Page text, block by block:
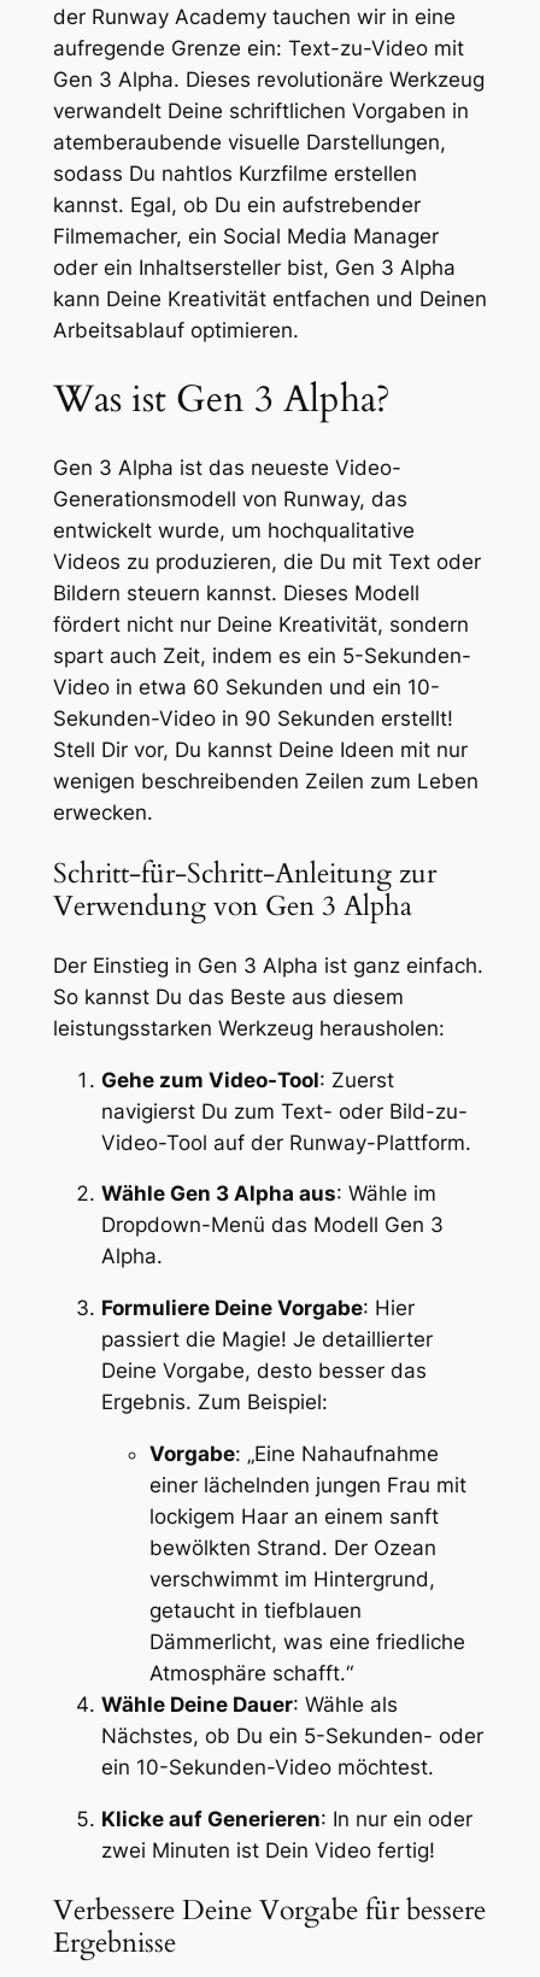
der Runway Academy tauchen wir in eine
aufregende Grenze ein: Text-zu-Video mit
Gen 3 Alpha. Dieses revolutionäre Werkzeug
verwandelt Deine schriftlichen Vorgaben in
atemberaubende visuelle Darstellungen,
sodass Du nahtlos Kurzfilme erstellen
kannst. Egal, ob Du ein aufstrebender
Filmemacher, ein Social Media Manager
oder ein Inhaltsersteller bist, Gen 3 Alpha
kann Deine Kreativität entfachen und Deinen
Arbeitsablauf optimieren.
Was ist Gen 3 Alpha?
Gen 3 Alpha ist das neueste Video-
Generationsmodell von Runway, das
entwickelt wurde, um hochqualitative
Videos zu produzieren, die Du mit Text oder
Bildern steuern kannst. Dieses Modell
fördert nicht nur Deine Kreativität, sondern
spart auch Zeit, indem es ein 5-Sekunden-
Video in etwa 60 Sekunden und ein 10-
Sekunden-Video in 90 Sekunden erstellt!
Stell Dir vor, Du kannst Deine Ideen mit nur
wenigen beschreibenden Zeilen zum Leben
erwecken.
Schritt-für-Schritt-Anleitung zur
Verwendung von Gen 3 Alpha
Der Einstieg in Gen 3 Alpha ist ganz einfach.
So kannst Du das Beste aus diesem
leistungsstarken Werkzeug herausholen:
Gehe zum Video-Tool: Zuerst
navigierst Du zum Text- oder Bild-zu-
Video-Tool auf der Runway-Plattform.
Wähle Gen 3 Alpha aus: Wähle im
Dropdown-Menü das Modell Gen 3
Alpha.
Formuliere Deine Vorgabe: Hier
passiert die Magie! Je detaillierter
Deine Vorgabe, desto besser das
Ergebnis. Zum Beispiel:
Vorgabe: „Eine Nahaufnahme
einer lächelnden jungen Frau mit
lockigem Haar an einem sanft
bewölkten Strand. Der Ozean
verschwimmt im Hintergrund,
getaucht in tiefblauen
Dämmerlicht, was eine friedliche
Atmosphäre schafft.“
Wähle Deine Dauer: Wähle als
Nächstes, ob Du ein 5-Sekunden- oder
ein 10-Sekunden-Video möchtest.
Klicke auf Generieren: In nur ein oder
zwei Minuten ist Dein Video fertig!
Verbessere Deine Vorgabe für bessere
Ergebnisse